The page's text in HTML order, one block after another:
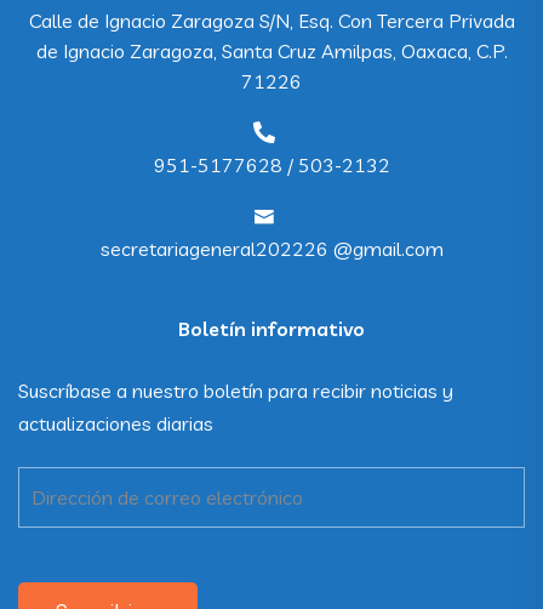
Calle de Ignacio Zaragoza S/N, Esq. Con Tercera Privada
de Ignacio Zaragoza, Santa Cruz Amilpas, Oaxaca, C.P.
71226
951-5177628 / 503-2132
secretariageneral202226 @gmail.com
Boletín informativo
Suscríbase a nuestro boletín para recibir noticias y
actualizaciones diarias